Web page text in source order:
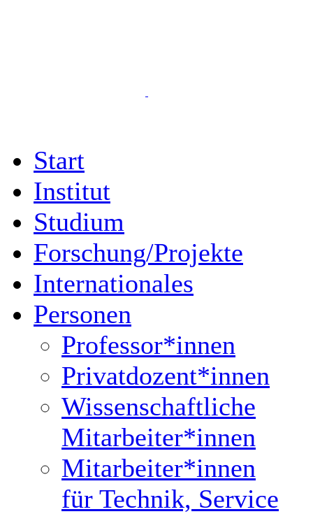
Start
Institut
Studium
Forschung/Projekte
Internationales
Personen
Professor*innen
Privatdozent*innen
Wissenschaftliche
Mitarbeiter*innen
Mitarbeiter*innen
für Technik, Service